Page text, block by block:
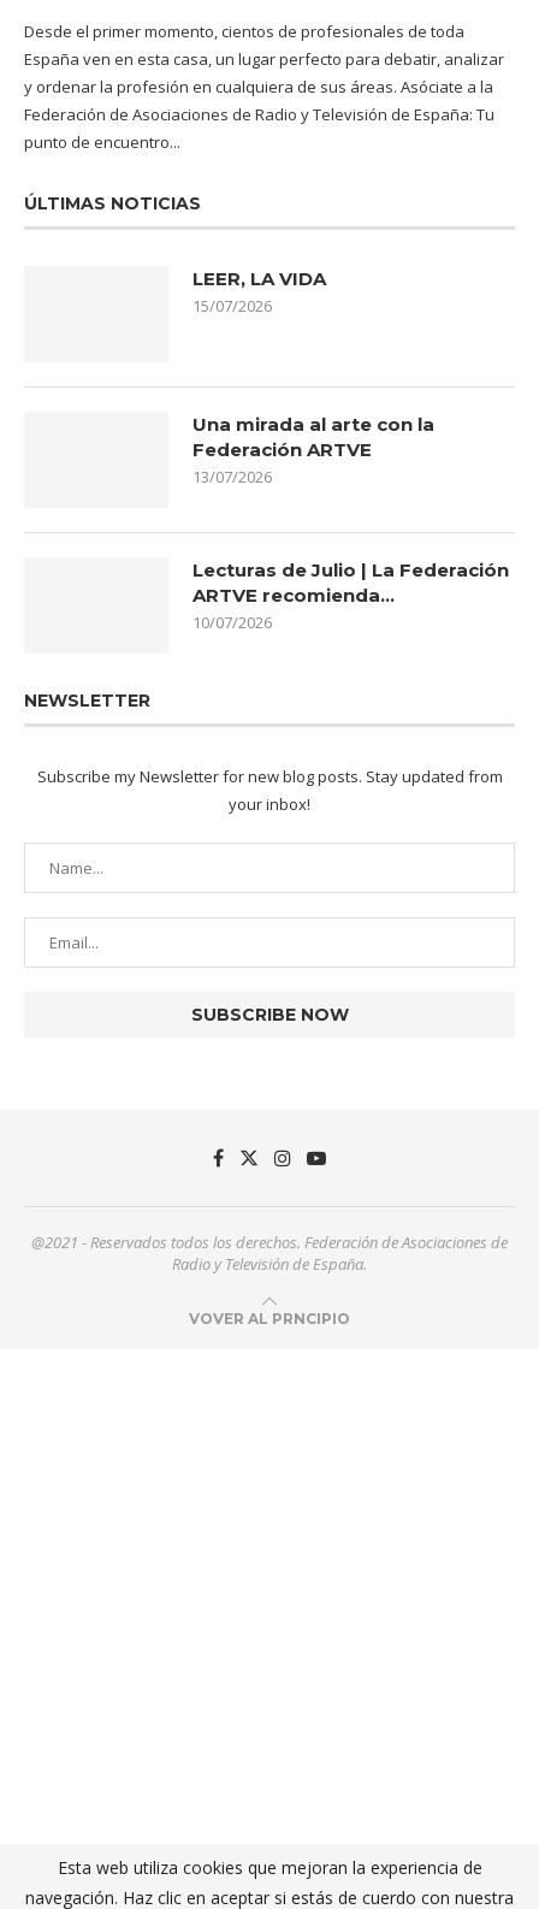
Desde el primer momento, cientos de profesionales de toda
España ven en esta casa, un lugar perfecto para debatir, analizar
y ordenar la profesión en cualquiera de sus áreas. Asóciate a la
Federación de Asociaciones de Radio y Televisión de España: Tu
punto de encuentro...
ÚLTIMAS NOTICIAS
LEER, LA VIDA
15/07/2026
Una mirada al arte con la
Federación ARTVE
13/07/2026
Lecturas de Julio | La Federación
ARTVE recomienda…
10/07/2026
NEWSLETTER
Subscribe my Newsletter for new blog posts. Stay updated from
your inbox!
@2021 - Reservados todos los derechos. Federación de Asociaciones de
Radio y Televisión de España.
VOVER AL PRNCIPIO
Esta web utiliza cookies que mejoran la experiencia de
navegación. Haz clic en aceptar si estás de cuerdo con nuestra